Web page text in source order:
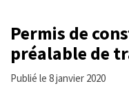
Permis de
préalable de
Publié le 8 janvier 2020